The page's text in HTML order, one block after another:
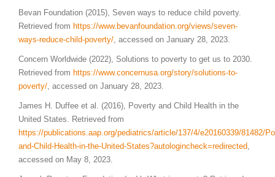
Bevan Foundation (2015), Seven ways to reduce child poverty.
Retrieved from https://www.bevanfoundation.org/views/seven-
ways-reduce-child-poverty/, accessed on January 28, 2023.
Concern Worldwide (2022), Solutions to poverty to get us to 2030.
Retrieved from https://www.concernusa.org/story/solutions-to-
poverty/, accessed on January 28, 2023.
James H. Duffee et al. (2016), Poverty and Child Health in the
United States. Retrieved from
https://publications.aap.org/pediatrics/article/137/4/e20160339/81482/
and-Child-Health-in-the-United-States?autologincheck=redirected,
accessed on May 8, 2023.